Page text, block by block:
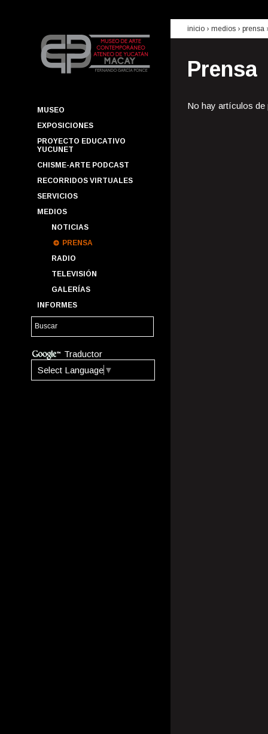
MUSEO
EXPOSICIONES
PROYECTO EDUCATIVO
YUCUNET
CHISME-ARTE PODCAST
RECORRIDOS VIRTUALES
SERVICIOS
MEDIOS
NOTICIAS
PRENSA
RADIO
TELEVISIÓN
GALERÍAS
INFORMES
Traductor
Select Language ▼
inicio › medios › prensa
Prensa
No hay artículos de